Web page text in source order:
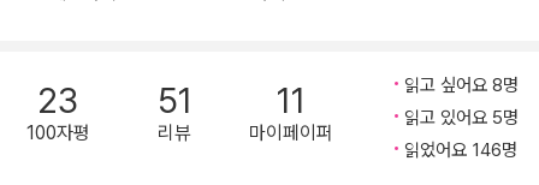
임신한 사실을 알게 된 가나미가 기뻐하며 남편에게 소식을 전하지
에 좀 더 여유가 생긴 다음에 아이를 갖자며 중절 수술을 제안한다. 가
나미는 괴로워하면서도 마지못해 수긍한다. 그러나 이후 가나미에게
다른 여성의 의식이 나타나는 이변이 벌어지고 정신과 의사인 이소가
23
100자평
51
리뷰
11
마이페이퍼
읽고 싶어요 8명
읽고 있어요 5명
읽었어요 146명